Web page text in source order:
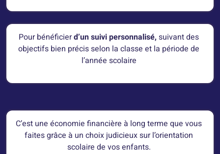
Pour bénéficierd’un suivi personnalisé, suivant des
objectifs bien précis selon la classe et la période de
l’année scolaire
C’est une économie financière à long terme que vous
faites grâce à un choix judicieux sur l’orientation
scolaire de vos enfants.